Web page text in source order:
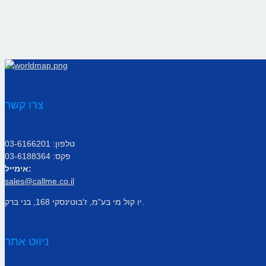
צרו קשר
טלפון: 03-6166201
פקס: 03-6188364
אימייל:
sales@callme.co.il
ניווט אתר